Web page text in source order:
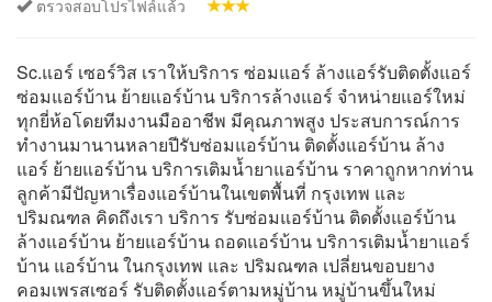
ตรวจสอบโปรไฟล์แล้ว
Sc.แอร์ เซอร์วิส เราให้บริการ ซ่อมแอร์ ล้างแอร์รับติดตั้งแอร์
ซ่อมแอร์บ้าน ย้ายแอร์บ้าน บริการล้างแอร์ จำหน่ายแอร์ใหม่
ทุกยี่ห้อโดยทีมงานมืออาชีพ มีคุณภาพสูง ประสบการณ์การ
ทำงานมานานหลายปีรับซ่อมแอร์บ้าน ติดตั้งแอร์บ้าน ล้าง
แอร์ ย้ายแอร์บ้าน บริการเติมน้ำยาแอร์บ้าน ราคาถูกหากท่าน
ลูกค้ามีปัญหาเรื่องแอร์บ้านในเขตพื้นที่ กรุงเทพ และ
ปริมณฑล คิดถึงเรา บริการ รับซ่อมแอร์บ้าน ติดตั้งแอร์บ้าน
ล้างแอร์บ้าน ย้ายแอร์บ้าน ถอดแอร์บ้าน บริการเติมน้ำยาแอร์
บ้าน แอร์บ้าน ในกรุงเทพ และ ปริมณฑล เปลี่ยนขอบยาง
คอมเพรสเซอร์ รับติดตั้งแอร์ตามหมู่บ้าน หมู่บ้านขึ้นใหม่